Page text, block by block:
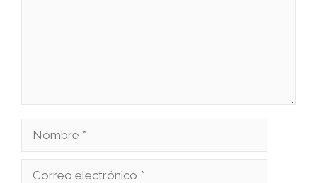
Nombre
Correo